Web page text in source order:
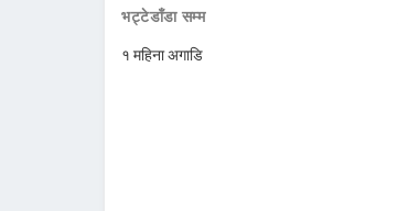
भट्टेडाँडा सम्म
१ महिना अगाडि